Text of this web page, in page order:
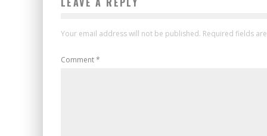
Your email address will not be published. Required fields
Comment*